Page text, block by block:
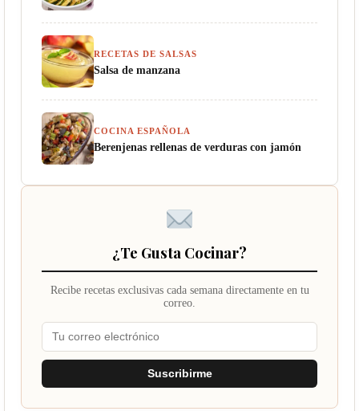
RECETAS DE SALSAS
Salsa de manzana
COCINA ESPAÑOLA
Berenjenas rellenas de verduras con jamón
¿Te Gusta Cocinar?
Recibe recetas exclusivas cada semana directamente en tu
correo.
Suscribirme